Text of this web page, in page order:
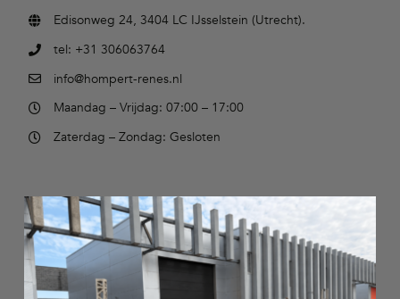
Edisonweg 24, 3404 LC IJsselstein (Utrecht).
tel: +31 306063764
info@hompert-renes.nl
Maandag – Vrijdag: 07:00 – 17:00
Zaterdag – Zondag: Gesloten